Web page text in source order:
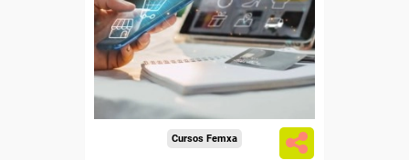
Para desempleados,
trabajadores y autónomos.
Sector
Cursos Femxa